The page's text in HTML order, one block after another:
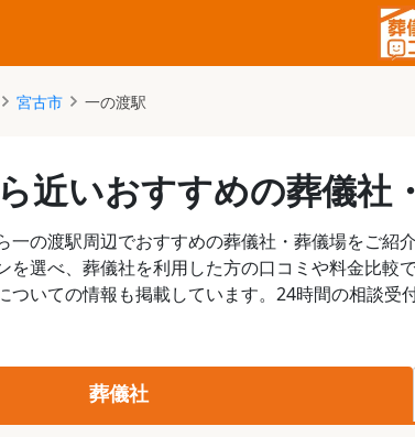
宮古市 一の渡駅
近いおすすめの葬儀社
一の渡駅周辺でおすすめの葬儀社・葬儀場をご
を選べ、葬儀社を利用した方の口コミや料金比
ついての情報も掲載しています。24時間の相談受
葬儀社